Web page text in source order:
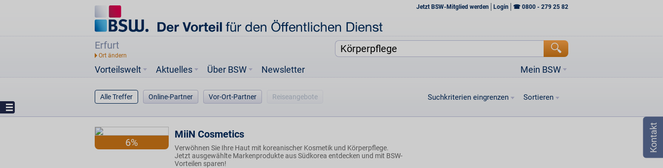
Jetzt BSW-Mitglied werden Login ☎ 0800 - 279 25 82
Erfurt
Vorteilswelt Mein BSW
Aktuelles Über BSW Newsletter
Alle Treffer Online-Partner Vor-Ort-Partner Reiseangebote Suchkriterien eingrenzen Sortieren
6%
MiiN Cosmetics
Verwöhnen Sie Ihre Haut mit koreanischer Kosmetik und Körperpflege.
Jetzt ausgewählte Markenprodukte aus Südkorea entdecken und mit BSW-
Vorteilen sparen!